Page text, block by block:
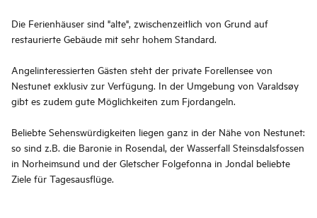
Die Ferienhäuser sind "alte", zwischenzeitlich von Grund auf
restaurierte Gebäude mit sehr hohem Standard.
Angelinteressierten Gästen steht der private Forellensee von
Nestunet exklusiv zur Verfügung. In der Umgebung von Varaldsøy
gibt es zudem gute Möglichkeiten zum Fjordangeln.
Beliebte Sehenswürdigkeiten liegen ganz in der Nähe von Nestunet:
so sind z.B. die Baronie in Rosendal, der Wasserfall Steinsdalsfossen
in Norheimsund und der Gletscher Folgefonna in Jondal beliebte
Ziele für Tagesausflüge.